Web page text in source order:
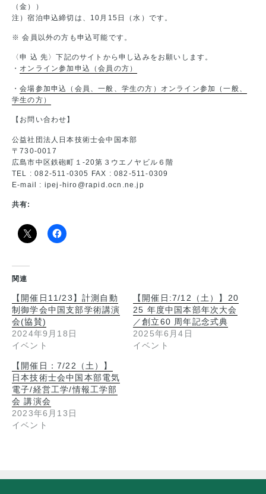
（金））
注）宿泊申込締切は、10月15日（水）です。
※ 会員以外の方も申込可能です。
〈申 込 先〉下記のサイトから申し込みをお願いします。
・ オンライン参加申込（会員の方）
・会場参加申込（会員、一般、学生の方）オンライン参加（一般、
学生の方）
【お問い合わせ】
公益社団法人日本技術士会中国本部
〒730-0017
広島市中区鉄砲町１-20第３ウエノヤビル６階
TEL : 082-511-0305 FAX : 082-511-0309
E-mail : ipej-hiro@rapid.ocn.ne.jp
共有:
関連
【開催日11/23】計測自動
制御学会中国支部学術講演
会(協賛)
2024年9月18日
イベント
【開催日:7/12（土）】20
25 年度中国本部年次大会
／創立60 周年記念式典
2025年6月4日
イベント
【開催日：7/22（土）】
日本技術士会中国本部電気
電子/経営工学/情報工学部
会 講演会
2023年6月13日
イベント